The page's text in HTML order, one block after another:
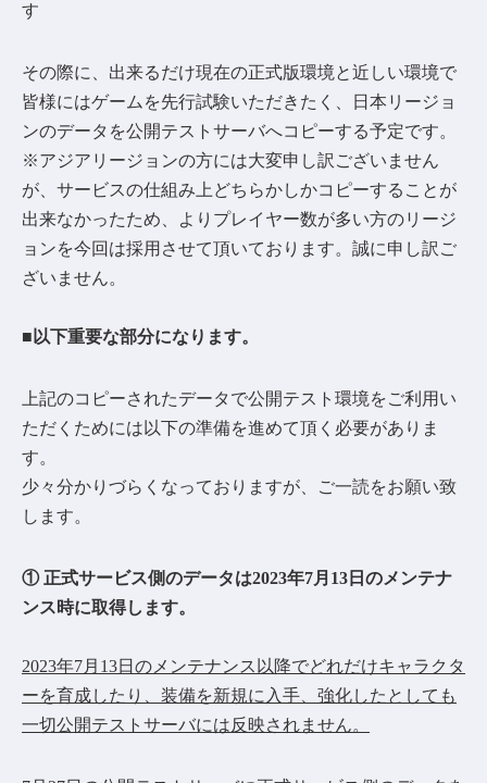
す
その際に、出来るだけ現在の正式版環境と近しい環境で
皆様にはゲームを先行試験いただきたく、日本リージョ
ンのデータを公開テストサーバへコピーする予定です。
※アジアリージョンの方には大変申し訳ございません
が、サービスの仕組み上どちらかしかコピーすることが
出来なかったため、よりプレイヤー数が多い方のリージ
ョンを今回は採用させて頂いております。誠に申し訳ご
ざいません。
■以下重要な部分になります。
上記のコピーされたデータで公開テスト環境をご利用い
ただくためには以下の準備を進めて頂く必要がありま
す。
少々分かりづらくなっておりますが、ご一読をお願い致
します。
① 正式サービス側のデータは2023年7月13日のメンテナ
ンス時に取得します。
2023年7月13日のメンテナンス以降でどれだけキャラクタ
ーを育成したり、装備を新規に入手、強化したとしても
一切公開テストサーバには反映されません。